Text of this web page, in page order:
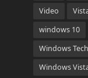
Video
windows 10
Windows
Windows